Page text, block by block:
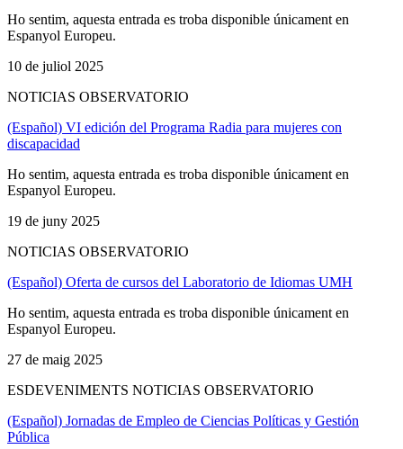
Ho sentim, aquesta entrada es troba disponible únicament en
Espanyol Europeu.
10 de juliol 2025
NOTICIAS OBSERVATORIO
(Español) VI edición del Programa Radia para mujeres con
discapacidad
Ho sentim, aquesta entrada es troba disponible únicament en
Espanyol Europeu.
19 de juny 2025
NOTICIAS OBSERVATORIO
(Español) Oferta de cursos del Laboratorio de Idiomas UMH
Ho sentim, aquesta entrada es troba disponible únicament en
Espanyol Europeu.
27 de maig 2025
ESDEVENIMENTS NOTICIAS OBSERVATORIO
(Español) Jornadas de Empleo de Ciencias Políticas y Gestión
Pública